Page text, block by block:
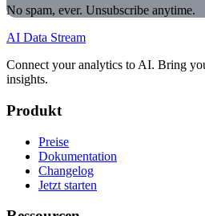
No spam, ever. Unsubscribe anytime.
AI Data Stream
Connect your analytics to AI. Bring
insights.
Produkt
Preise
Dokumentation
Changelog
Jetzt starten